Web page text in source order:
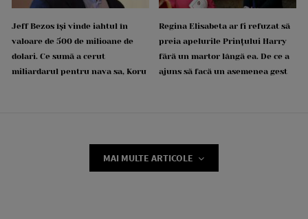
Jeff Bezos își vinde iahtul în
valoare de 500 de milioane de
dolari. Ce sumă a cerut
miliardarul pentru nava sa, Koru
Regina Elisabeta ar fi refuzat să
preia apelurile Prințului Harry
fără un martor lângă ea. De ce a
ajuns să facă un asemenea gest
MAI MULTE ARTICOLE